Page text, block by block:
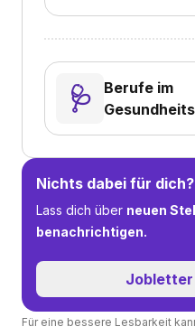
🩺
Berufe im
Nichts dabei für dich?
Lass dich über neuen
benachrichtigen.
Jobletter
Für eine bessere Lesbarkeit